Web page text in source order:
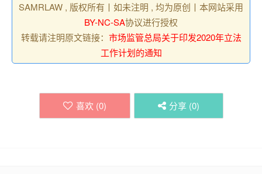
SAMRLAW , 版权所有丨如未注明 , 均为原创丨本网站采用
BY-NC-SA协议进行授权
转载请注明原文链接： 市场监管总局关于印发2020年立法
工作计划的通知
喜欢 (0) 分享 (0)